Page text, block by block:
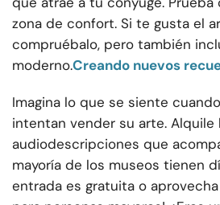
zona de confort. Si te gusta el
compruébalo, pero también
moderno.Creando nuevos
Imagina lo que se siente
intentan vender su arte. Alquile
audiodescripciones que
mayoría de los museos tienen
entrada es gratuita o